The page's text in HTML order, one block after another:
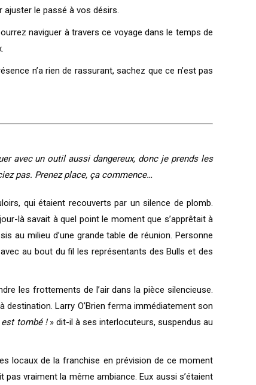
ajuster le passé à vos désirs.
naviguer à travers ce voyage dans le temps de
n’a rien de rassurant, sachez que ce n’est pas
avec un outil aussi dangereux, donc je prends les
pas. Prenez place, ça commence…
qui étaient recouverts par un silence de plomb.
là savait à quel point le moment que s’apprêtait à
au milieu d’une grande table de réunion. Personne
au bout du fil les représentants des Bulls et des
les frottements de l’air dans la pièce silencieuse.
Larry O’Brien ferma immédiatement son
est tombé !» dit-il à ses interlocuteurs, suspendus au
locaux de la franchise en prévision de ce moment
vraiment la même ambiance. Eux aussi s’étaient